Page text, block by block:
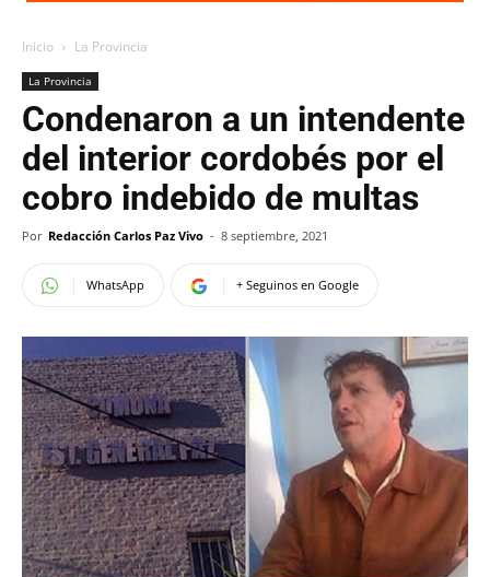
Inicio La Provincia
La Provincia
Condenaron a un intendente
del interior cordobés por el
cobro indebido de multas
Por Redacción Carlos Paz Vivo - 8 septiembre, 2021
WhatsApp + Seguinos en Google